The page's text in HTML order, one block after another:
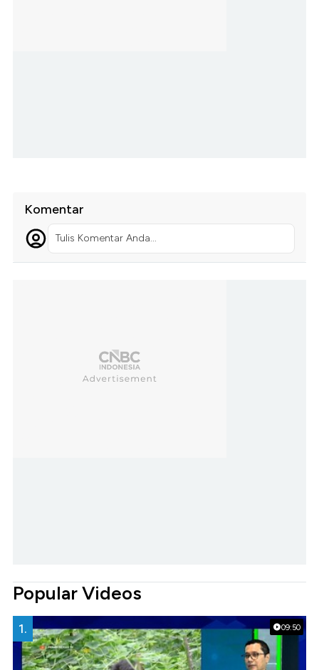
Komentar
Tulis Komentar Anda...
Popular Videos
09:50
1.